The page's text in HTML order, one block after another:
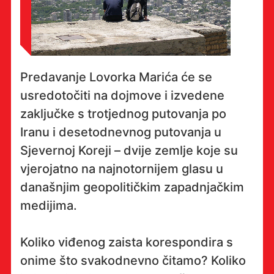
Predavanje Lovorka Marića će se
usredotočiti na dojmove i izvedene
zaključke s trotjednog putovanja po
Iranu i desetodnevnog putovanja u
Sjevernoj Koreji – dvije zemlje koje su
vjerojatno na najnotornijem glasu u
današnjim geopolitičkim zapadnjačkim
medijima.
Koliko viđenog zaista korespondira s
onime što svakodnevno čitamo? Koliko